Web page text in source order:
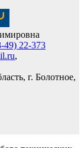
49) 22-373
,
г. Болотное,